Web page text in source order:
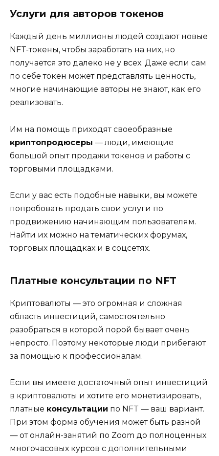
Услуги для авторов токенов
Каждый день миллионы людей создают новые
NFT-токены, чтобы заработать на них, но
получается это далеко не у всех. Даже если сам
по себе токен может представлять ценность,
многие начинающие авторы не знают, как его
реализовать.
Им на помощь приходят своеобразные
криптопродюсеры — люди, имеющие
большой опыт продажи токенов и работы с
торговыми площадками.
Если у вас есть подобные навыки, вы можете
попробовать продать свои услуги по
продвижению начинающим пользователям.
Найти их можно на тематических форумах,
торговых площадках и в соцсетях.
Платные консультации по NFT
Криптовалюты — это огромная и сложная
область инвестиций, самостоятельно
разобраться в которой порой бывает очень
непросто. Поэтому некоторые люди прибегают
за помощью к профессионалам.
Если вы имеете достаточный опыт инвестиций
в криптовалюты и хотите его монетизировать,
платные консультации по NFT — ваш вариант.
При этом форма обучения может быть разной
— от онлайн-занятий по Zoom до полноценных
многочасовых курсов с дополнительными